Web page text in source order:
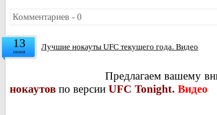
Комментариев - 0
13
июня Лучшие нокауты UFC текущего года. Видео
Предлагаем вашему
нокаутов по версии UFC Tonight. Видео